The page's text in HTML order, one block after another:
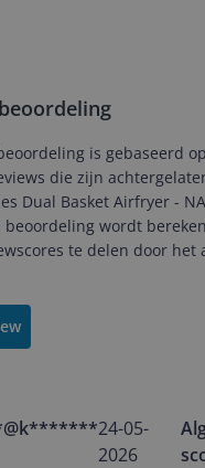
is gebaseerd
die zijn
Dual Basket Airfryer -
beoordeling wordt
te delen door het
24-05-
2026